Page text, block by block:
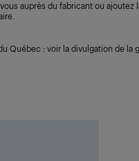
auprès du fabricant ou
Québec : voir la divulgation de